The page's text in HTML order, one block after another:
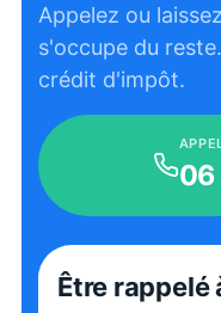
Appelez ou
s'occupe du
crédit d'impôt.
06
Être rappelé